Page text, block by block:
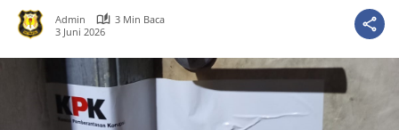
Admin
3 Min Baca
3 Juni 2026